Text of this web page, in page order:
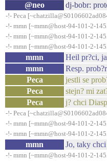
@neo dj-bobr:
-!- Peca
-!- mmn [~mmn@host-94-101-2-
-!- mmn [~mmn@host-94-101-2-
-!- mmn [~mmn@host-94-101-2-
mmn Heil pr?ci,
mmn
Resp.
Peca
jestli se
Peca
stejn? mi
Peca
j? chci
-!- Peca
-!- mmn [~mmn@host-94-101-2-
-!- mmn [~mmn@host-94-101-2-
mmn Jo, taky
-!- mmn [~mmn@host-94-101-2-